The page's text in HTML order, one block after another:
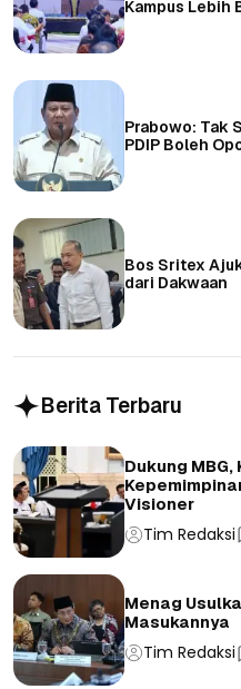
Kampus Lebih
Prabowo: Tak
PDIP Boleh
Bos Sritex
dari Dakwaan
Berita Terbaru
Dukung
Visioner
Tim Redaksi
Menag
Masukannya
Tim Redaksi